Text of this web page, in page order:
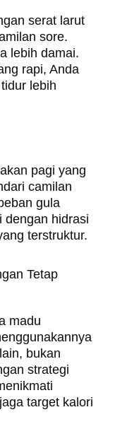
serat larut
sore.
lebih damai.
rapi, Anda
lebih
pagi yang
camilan
gula
dengan hidrasi
terstruktur.
Tetap
madu
bukan
strategi
target kalori